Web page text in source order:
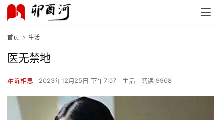
首页 生活
医无禁地
难诉相思 2023年12月25日 下午7:07 生活 阅读 9968